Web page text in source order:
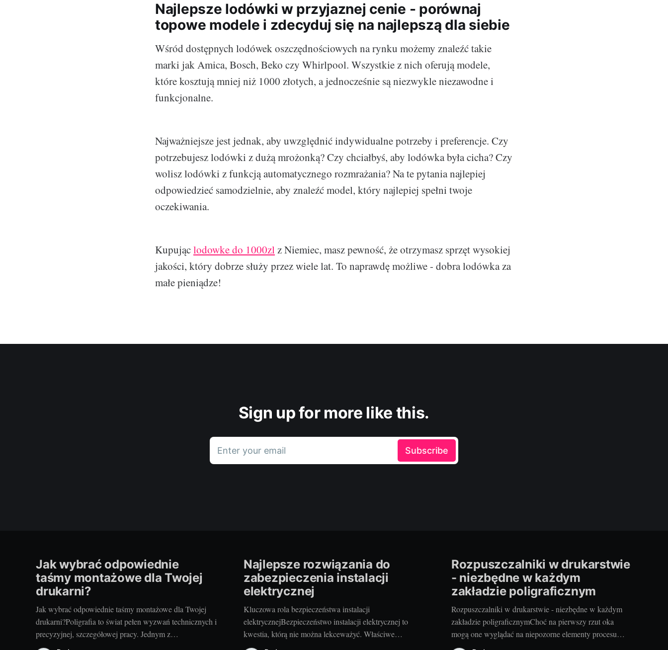
Najlepsze lodówki w przyjaznej cenie - porównaj
topowe modele i zdecyduj się na najlepszą dla siebie
Wśród dostępnych lodówek oszczędnościowych na rynku możemy znaleźć takie
marki jak Amica, Bosch, Beko czy Whirlpool. Wszystkie z nich oferują modele,
które kosztują mniej niż 1000 złotych, a jednocześnie są niezwykle niezawodne i
funkcjonalne.
Najważniejsze jest jednak, aby uwzględnić indywidualne potrzeby i preferencje. Czy
potrzebujesz lodówki z dużą mrożonką? Czy chciałbyś, aby lodówka była cicha? Czy
wolisz lodówki z funkcją automatycznego rozmrażania? Na te pytania najlepiej
odpowiedzieć samodzielnie, aby znaleźć model, który najlepiej spełni twoje
oczekiwania.
Kupująclodowke do 1000zl z Niemiec, masz pewność, że otrzymasz sprzęt wysokiej
jakości, który dobrze służy przez wiele lat. To naprawdę możliwe - dobra lodówka za
małe pieniądze!
Sign up for more like this.
Enter your email Subscribe
Jak wybrać odpowiednie
taśmy montażowe dla Twojej
drukarni?
Jak wybrać odpowiednie taśmy montażowe dla Twojej
drukarni?Poligrafia to świat pełen wyzwań technicznych i
precyzyjnej, szczegółowej pracy. Jednym z
podstawowych elementów procesu drukarskiego,
Najlepsze rozwiązania do
zabezpieczenia instalacji
elektrycznej
Kluczowa rola bezpieczeństwa instalacji
elektrycznejBezpieczeństwo instalacji elektrycznej to
kwestia, którą nie można lekceważyć. Właściwe
zabezpieczenie instalacji elektrycznej to nie tylko
Rozpuszczalniki w drukarstwie
- niezbędne w każdym
zakładzie poligraficznym
Rozpuszczalniki w drukarstwie - niezbędne w każdym
zakładzie poligraficznymChoć na pierwszy rzut oka
mogą one wyglądać na niepozorne elementy procesu
drukowania, rzeczywistość jest zupełnie inna.